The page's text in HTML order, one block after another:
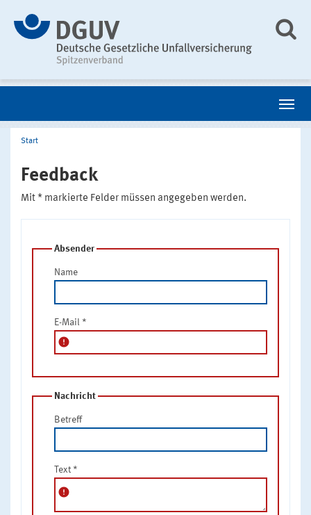
Start
Feedback
Mit * markierte Felder müssen angegeben werden.
Absender
Name
E-Mail *
error
Nachricht
Betreff
Text *
error